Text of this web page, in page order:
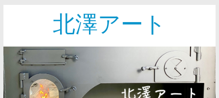
北澤アート